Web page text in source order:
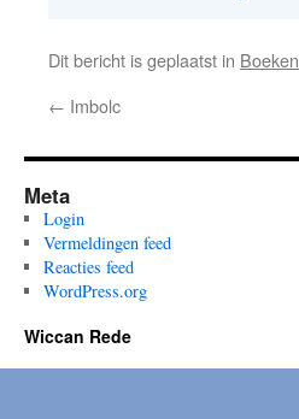
Dit bericht is geplaatst in Boeken
← Imbolc
Meta
Login
Vermeldingen feed
Reacties feed
WordPress.org
Wiccan Rede